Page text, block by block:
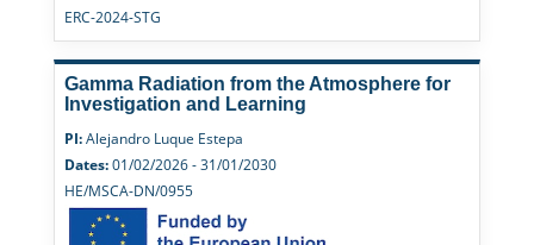
ERC-2024-STG
Gamma Radiation from the Atmosphere for
Investigation and Learning
PI:Alejandro Luque Estepa
Dates:01/02/2026 - 31/01/2030
HE/MSCA-DN/0955